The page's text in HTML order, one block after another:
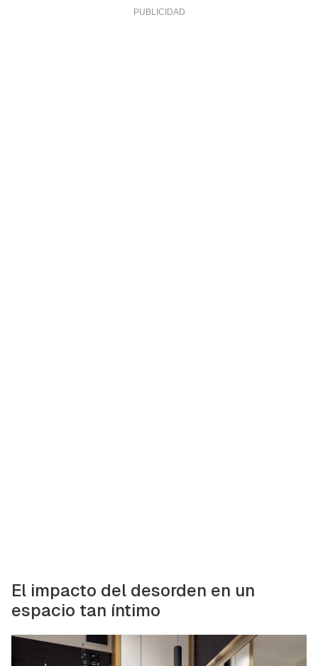
El impacto del desorden en un
espacio tan íntimo